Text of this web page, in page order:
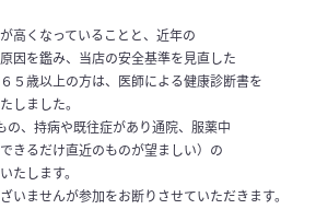
高くなっていることと、近年の
因を鑑み、当店の安全基準を見直した
５歳以上の方は、医師による健康診断書を
しました。
の、持病や既往症があり通院、服薬中
きるだけ直近のものが望ましい）の
たします。
いませんが参加をお断りさせていただきます。